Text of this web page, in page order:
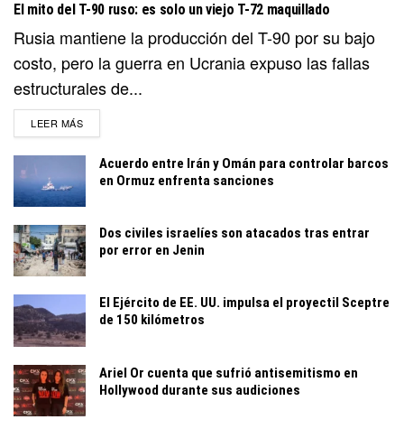
El mito del T-90 ruso: es solo un viejo T-72 maquillado
Rusia mantiene la producción del T-90 por su bajo
costo, pero la guerra en Ucrania expuso las fallas
estructurales de...
LEER MÁSDETAILS
Acuerdo entre Irán y Omán para controlar barcos
en Ormuz enfrenta sanciones
Dos civiles israelíes son atacados tras entrar
por error en Jenin
El Ejército de EE. UU. impulsa el proyectil Sceptre
de 150 kilómetros
Ariel Or cuenta que sufrió antisemitismo en
Hollywood durante sus audiciones